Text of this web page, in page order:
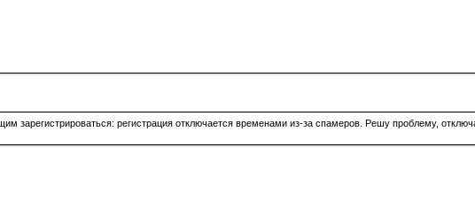
регистрация отключается временами из-за спамеров. Решу проблему,